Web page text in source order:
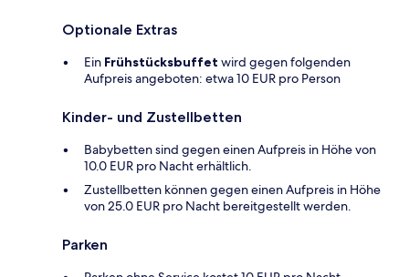
Optionale Extras
Ein Frühstücksbuffet wird gegen folgenden
Aufpreis angeboten: etwa 10 EUR pro Person
Kinder- und Zustellbetten
Babybetten sind gegen einen Aufpreis in Höhe von
10.0 EUR pro Nacht erhältlich.
Zustellbetten können gegen einen Aufpreis in Höhe
von 25.0 EUR pro Nacht bereitgestellt werden.
Parken